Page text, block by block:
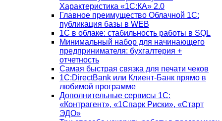
Характеристика «1С:КА» 2.0
Главное преимущество Облачной 1С:
публикация базы в WEB
1С в облаке: стабильность работы в SQL
Минимальный набор для начинающего
предпринимателя: бухгалтерия +
отчетность
Самая быстрая связка для печати чеков
1С:DirectBank или Клиент-Банк прямо в
любимой программе
Дополнительные сервисы 1С:
«Контрагент», «1Спарк Риски», «Старт
ЭДО»